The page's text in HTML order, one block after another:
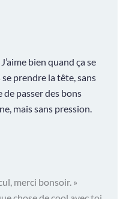
bien quand ça se
prendre la tête, sans
de passer des bons
mais sans pression.
merci bonsoir. »